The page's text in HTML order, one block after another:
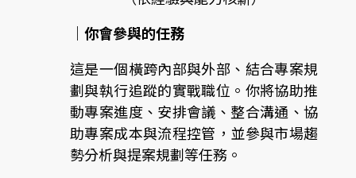
｜你會參與的任務
這是一個橫跨內部與外部、結合專案規
劃與執行追蹤的實戰職位。你將協助推
動專案進度、安排會議、整合溝通、協
助專案成本與流程控管，並參與市場趨
勢分析與提案規劃等任務。